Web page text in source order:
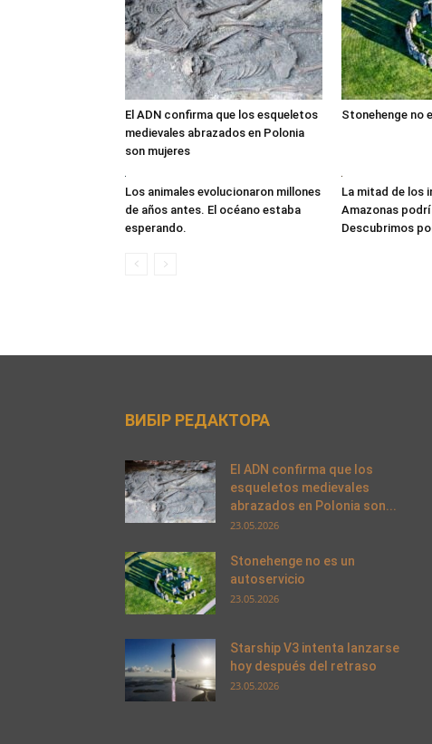
El ADN confirma que los esqueletos
medievales abrazados en Polonia
son mujeres
Stonehenge no
Los animales evolucionaron millones
de años antes. El océano estaba
esperando.
La mitad de los
Amazonas
Descubrimos
ВИБІР РЕДАКТОРА
El ADN confirma que los
esqueletos medievales
abrazados en Polonia son...
23.05.2026
Stonehenge no es un
autoservicio
23.05.2026
Starship V3 intenta lanzarse
hoy después del retraso
23.05.2026